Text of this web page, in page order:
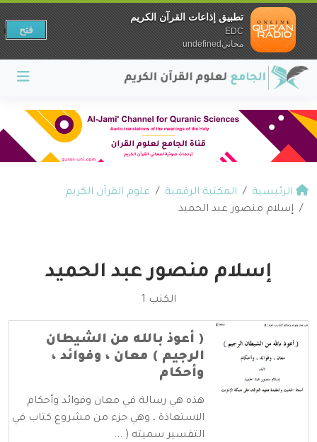
الرئيسية المكتبة الرقمية
علوم القرآن الكريم
إسلام منصور عبد الحميد
إسلام منصور عبد الحميد
الكتب 1
( أعوذ بالله من الشيطان
الرجيم ) معان ، وفوائد ،
وأحكام
هذه هي رسالة في معان وفوائد وأحكام
الاستعاذة ، وهي جزء من مشروع كتاب في
التفسير سميته ( ...
تطبيق إذاعات القرآن الكريم
EDC
مجانيundefined
فتح